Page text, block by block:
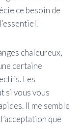
ce besoin de
chaleureux,
certaine
Les
si vous vous
Il me semble
que